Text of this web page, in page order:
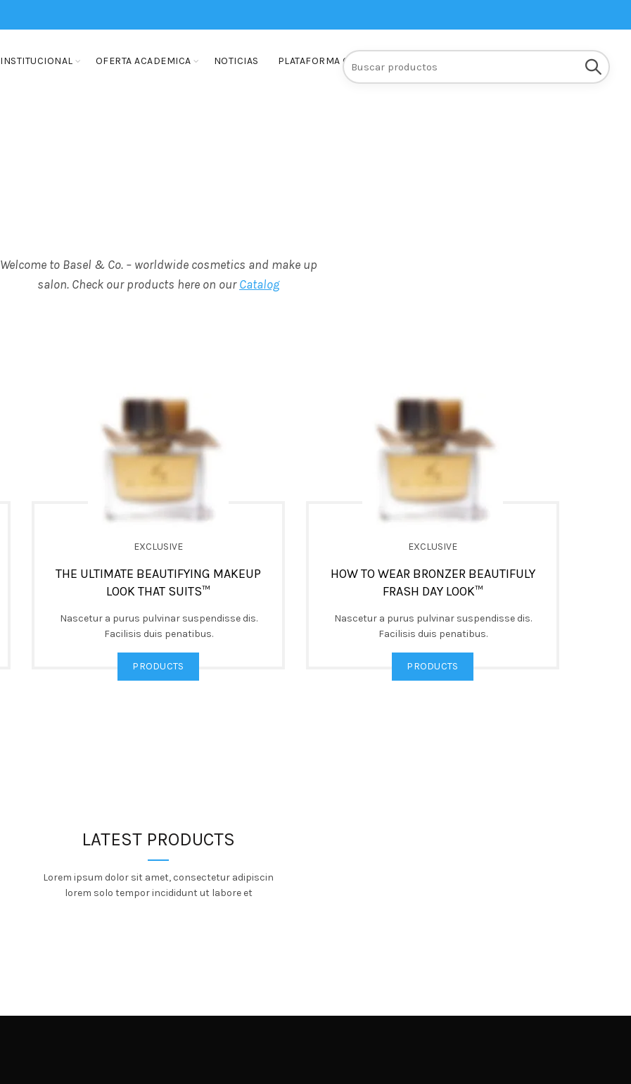
INSTITUCIONAL OFERTA ACADEMICA NOTICIAS PLATAFORMA Q10 INSCRIPCIONES
Buscar:
Welcome to Basel & Co. – worldwide cosmetics and make up
salon. Check our products here on ourCatalog
EXCLUSIVE
THE ULTIMATE BEAUTIFYING MAKEUP
LOOK THAT SUITS™
Nascetur a purus pulvinar suspendisse dis.
Facilisis duis penatibus.
PRODUCTS
EXCLUSIVE
HOW TO WEAR BRONZER BEAUTIFULY
FRASH DAY LOOK™
Nascetur a purus pulvinar suspendisse dis.
Facilisis duis penatibus.
PRODUCTS
LATEST PRODUCTS
Lorem ipsum dolor sit amet, consectetur adipiscin
lorem solo tempor incididunt ut labore et